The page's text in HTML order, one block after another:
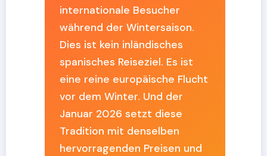
internationale Besucher
während der Wintersaison.
Dies ist kein inländisches
spanisches Reiseziel. Es ist
eine reine europäische Flucht
vor dem Winter. Und der
Januar 2026 setzt diese
Tradition mit denselben
hervorragenden Preisen und